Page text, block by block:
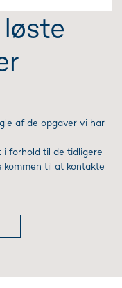
af de opgaver vi har
i forhold til de tidligere
til at kontakte